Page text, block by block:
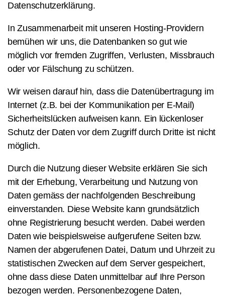
Datenschutzerklärung.
In Zusammenarbeit mit unseren Hosting-Providern
bemühen wir uns, die Datenbanken so gut wie
möglich vor fremden Zugriffen, Verlusten, Missbrauch
oder vor Fälschung zu schützen.
Wir weisen darauf hin, dass die Datenübertragung im
Internet (z.B. bei der Kommunikation per E-Mail)
Sicherheitslücken aufweisen kann. Ein lückenloser
Schutz der Daten vor dem Zugriff durch Dritte ist nicht
möglich.
Durch die Nutzung dieser Website erklären Sie sich
mit der Erhebung, Verarbeitung und Nutzung von
Daten gemäss der nachfolgenden Beschreibung
einverstanden. Diese Website kann grundsätzlich
ohne Registrierung besucht werden. Dabei werden
Daten wie beispielsweise aufgerufene Seiten bzw.
Namen der abgerufenen Datei, Datum und Uhrzeit zu
statistischen Zwecken auf dem Server gespeichert,
ohne dass diese Daten unmittelbar auf Ihre Person
bezogen werden. Personenbezogene Daten,